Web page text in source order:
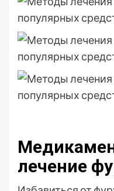
лечение